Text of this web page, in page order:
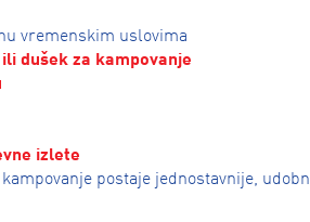
vremenskim uslovima
dušek za kampovanje
izlete
postaje jednostavnije,